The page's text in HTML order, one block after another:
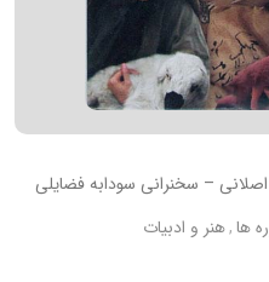
– سخنرانی سودابه فضایلی
ها هنر و ادبیات